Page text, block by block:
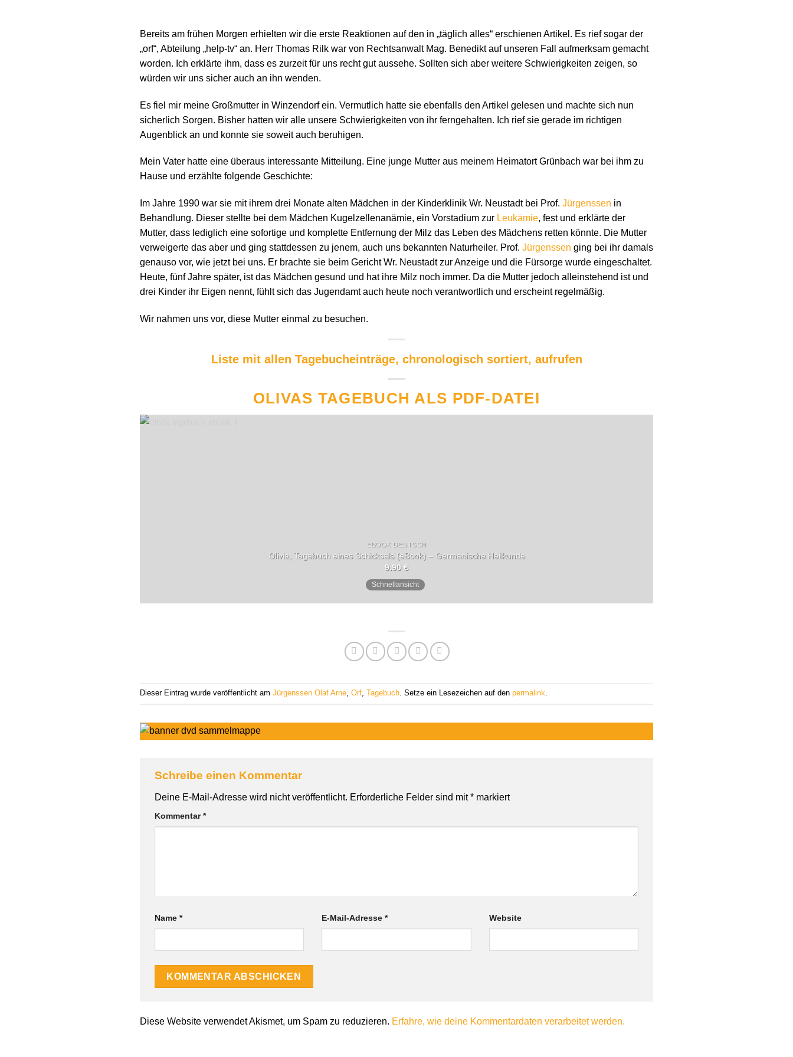
Bereits am frühen Morgen erhielten wir die erste Reaktionen auf den in „täglich alles“ erschienen Artikel. Es rief sogar der
„orf“, Abteilung „help-tv“ an. Herr Thomas Rilk war von Rechtsanwalt Mag. Benedikt auf unseren Fall aufmerksam gemacht
worden. Ich erklärte ihm, dass es zurzeit für uns recht gut aussehe. Sollten sich aber weitere Schwierigkeiten zeigen, so
würden wir uns sicher auch an ihn wenden.
Es fiel mir meine Großmutter in Winzendorf ein. Vermutlich hatte sie ebenfalls den Artikel gelesen und machte sich nun
sicherlich Sorgen. Bisher hatten wir alle unsere Schwierigkeiten von ihr ferngehalten. Ich rief sie gerade im richtigen
Augenblick an und konnte sie soweit auch beruhigen.
Mein Vater hatte eine überaus interessante Mitteilung. Eine junge Mutter aus meinem Heimatort Grünbach war bei ihm zu
Hause und erzählte folgende Geschichte:
Im Jahre 1990 war sie mit ihrem drei Monate alten Mädchen in der Kinderklinik Wr. Neustadt bei Prof. Jürgenssen in
Behandlung. Dieser stellte bei dem Mädchen Kugelzellenanämie, ein Vorstadium zur Leukämie, fest und erklärte der
Mutter, dass lediglich eine sofortige und komplette Entfernung der Milz das Leben des Mädchens retten könnte. Die Mutter
verweigerte das aber und ging stattdessen zu jenem, auch uns bekannten Naturheiler. Prof. Jürgenssen ging bei ihr damals
genauso vor, wie jetzt bei uns. Er brachte sie beim Gericht Wr. Neustadt zur Anzeige und die Fürsorge wurde eingeschaltet.
Heute, fünf Jahre später, ist das Mädchen gesund und hat ihre Milz noch immer. Da die Mutter jedoch alleinstehend ist und
drei Kinder ihr Eigen nennt, fühlt sich das Jugendamt auch heute noch verantwortlich und erscheint regelmäßig.
Wir nahmen uns vor, diese Mutter einmal zu besuchen.
Liste mit allen Tagebucheinträge, chronologisch sortiert, aufrufen
OLIVAS TAGEBUCH ALS PDF-DATEI
EBOOK DEUTSCH
Olivia, Tagebuch eines Schicksals (eBook) – Germanische Heilkunde
9.90€
Schnellansicht
Dieser Eintrag wurde veröffentlicht am Jürgenssen Olaf Arne, Orf, Tagebuch. Setze ein Lesezeichen auf den permalink.
Schreibe einen Kommentar
Deine E-Mail-Adresse wird nicht veröffentlicht. Erforderliche Felder sind mit* markiert
Kommentar*
Name * E-Mail-Adresse* Website
Diese Website verwendet Akismet, um Spam zu reduzieren. Erfahre, wie deine Kommentardaten verarbeitet werden.